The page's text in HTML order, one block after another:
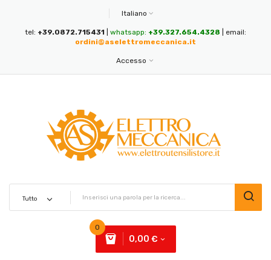
Italiano
tel: +39.0872.715431 whatsapp: +39.327.654.4328 | email:
ordini@aselettromeccanica.it
Accesso
0
0,00 €